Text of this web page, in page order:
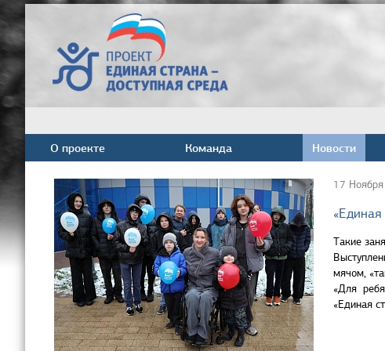
О проекте Команда Новости
17
Такие
мячом,
«Для
«Единая